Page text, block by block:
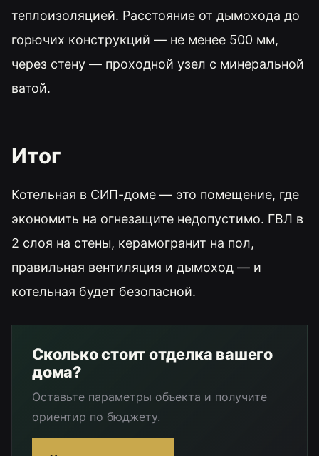
теплоизоляцией. Расстояние от дымохода до
горючих конструкций — не менее 500 мм,
через стену — проходной узел с минеральной
ватой.
Итог
Котельная в СИП-доме — это помещение, где
экономить на огнезащите недопустимо. ГВЛ в
2 слоя на стены, керамогранит на пол,
правильная вентиляция и дымоход — и
котельная будет безопасной.
Сколько стоит отделка вашего
дома?
Оставьте параметры объекта и получите
ориентир по бюджету.